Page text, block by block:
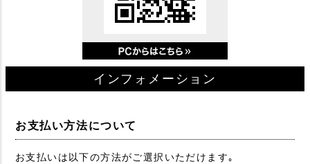
インフォメーション
お支払い方法について
お支払いは以下の方法がご選択いただけます｡